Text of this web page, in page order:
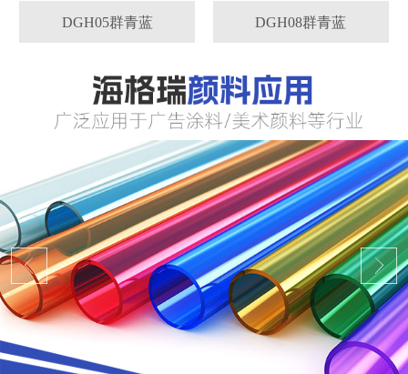
DGH05群青蓝 DGH08群青蓝